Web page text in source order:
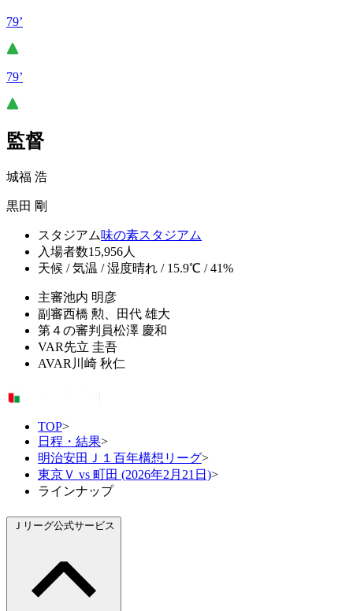
79’
79’
監督
城福 浩
黒田 剛
スタジアム味の素スタジアム
入場者数15,956人
天候 / 気温 / 湿度晴れ / 15.9℃ / 41%
主審池内 明彦
副審西橋 勲、田代 雄大
第４の審判員松澤 慶和
VAR先立 圭吾
AVAR 川崎 秋仁
TOP>
日程・結果>
明治安田Ｊ１百年構想リーグ>
東京Ｖ vs 町田 (2026年2月21日)>
ラインナップ
Ｊリーグ公式サービス